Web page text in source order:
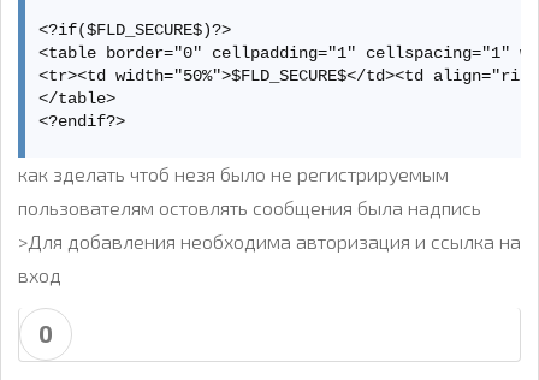
<?if($FLD_SECURE$)?>
<table border="0" cellpadding="1" cellspacing="1"
<tr><td width="50%">$FLD_SECURE$</td><td
</table>
<?endif?>
<table border="0" cellpadding="1" cellspacing="1"
<tr><td width="95%" rowspan="2">$FLD_MESSAGE$</td>
<td align="center" valign="top"><div style="font-
</tr><tr><td align="center"
<?endif?>
как зделать чтоб незя было не регистрируемым
пользователям остовлять сообщения была надпись
>Для добавления необходима авторизация и ссылка на
вход
0